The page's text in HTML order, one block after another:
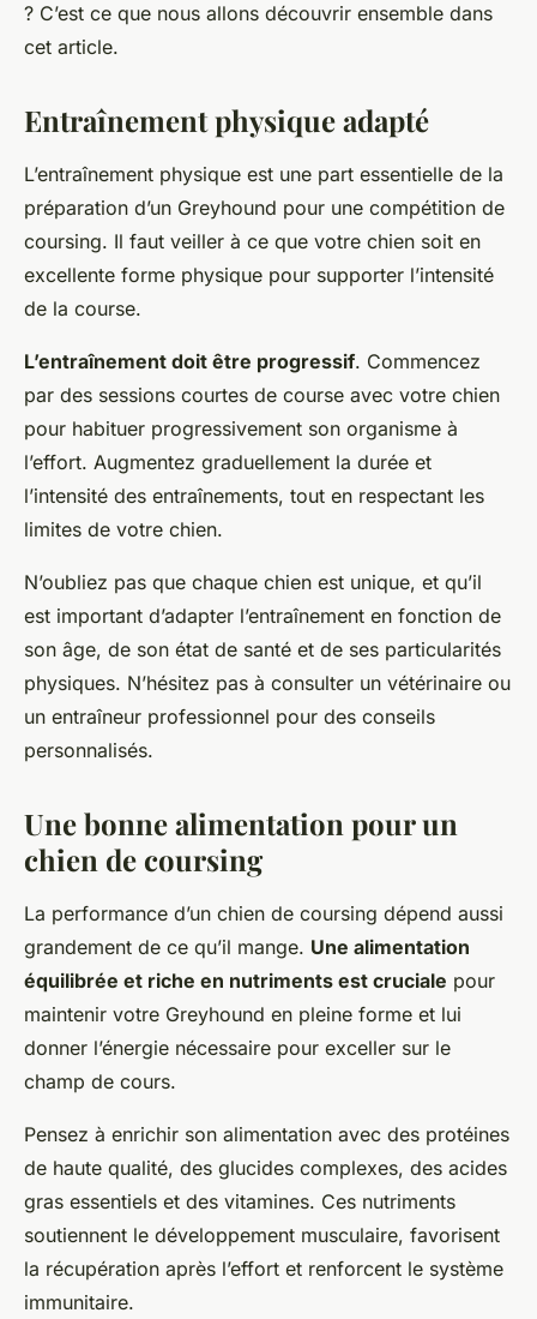
? C’est ce que nous allons découvrir ensemble dans
cet article.
Entraînement physique adapté
L’entraînement physique est une part essentielle de la
préparation d’un Greyhound pour une compétition de
coursing. Il faut veiller à ce que votre chien soit en
excellente forme physique pour supporter l’intensité
de la course.
L’entraînement doit être progressif. Commencez
par des sessions courtes de course avec votre chien
pour habituer progressivement son organisme à
l’effort. Augmentez graduellement la durée et
l’intensité des entraînements, tout en respectant les
limites de votre chien.
N’oubliez pas que chaque chien est unique, et qu’il
est important d’adapter l’entraînement en fonction de
son âge, de son état de santé et de ses particularités
physiques. N’hésitez pas à consulter un vétérinaire ou
un entraîneur professionnel pour des conseils
personnalisés.
Une bonne alimentation pour un
chien de coursing
La performance d’un chien de coursing dépend aussi
grandement de ce qu’il mange. Une alimentation
équilibrée et riche en nutriments est cruciale pour
maintenir votre Greyhound en pleine forme et lui
donner l’énergie nécessaire pour exceller sur le
champ de cours.
Pensez à enrichir son alimentation avec des protéines
de haute qualité, des glucides complexes, des acides
gras essentiels et des vitamines. Ces nutriments
soutiennent le développement musculaire, favorisent
la récupération après l’effort et renforcent le système
immunitaire.